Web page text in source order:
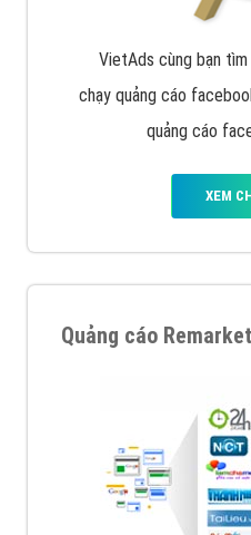
VietAds cùng bạn
chạy quảng cáo
quảng cáo
XEM
Quảng cáo